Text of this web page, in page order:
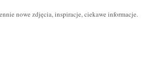
nowe zdjęcia, inspiracje, ciekawe informacje.